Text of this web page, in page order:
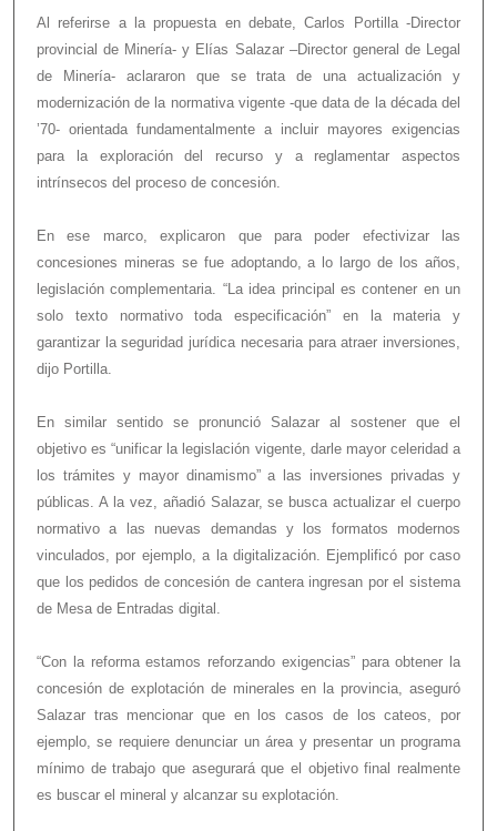
Al referirse a la propuesta en debate, Carlos Portilla -Director
provincial de Minería- y Elías Salazar –Director general de Legal
de Minería- aclararon que se trata de una actualización y
modernización de la normativa vigente -que data de la década del
’70- orientada fundamentalmente a incluir mayores exigencias
para la exploración del recurso y a reglamentar aspectos
intrínsecos del proceso de concesión.
En ese marco, explicaron que para poder efectivizar las
concesiones mineras se fue adoptando, a lo largo de los años,
legislación complementaria. “La idea principal es contener en un
solo texto normativo toda especificación” en la materia y
garantizar la seguridad jurídica necesaria para atraer inversiones,
dijo Portilla.
En similar sentido se pronunció Salazar al sostener que el
objetivo es “unificar la legislación vigente, darle mayor celeridad a
los trámites y mayor dinamismo” a las inversiones privadas y
públicas. A la vez, añadió Salazar, se busca actualizar el cuerpo
normativo a las nuevas demandas y los formatos modernos
vinculados, por ejemplo, a la digitalización. Ejemplificó por caso
que los pedidos de concesión de cantera ingresan por el sistema
de Mesa de Entradas digital.
“Con la reforma estamos reforzando exigencias” para obtener la
concesión de explotación de minerales en la provincia, aseguró
Salazar tras mencionar que en los casos de los cateos, por
ejemplo, se requiere denunciar un área y presentar un programa
mínimo de trabajo que asegurará que el objetivo final realmente
es buscar el mineral y alcanzar su explotación.